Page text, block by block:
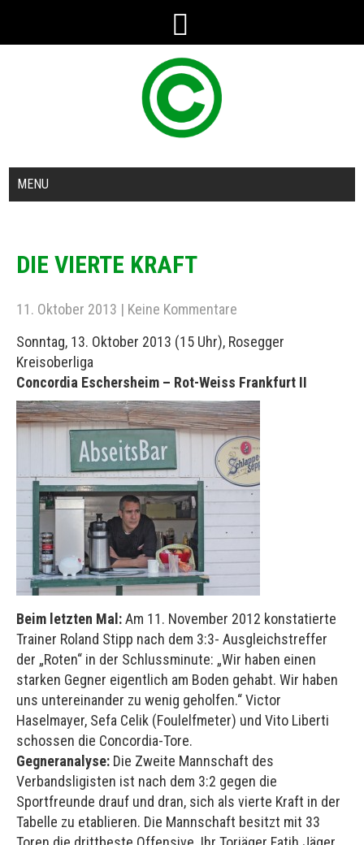
MENU
DIE VIERTE KRAFT
11. Oktober 2013 | Keine Kommentare
Sonntag, 13. Oktober 2013 (15 Uhr), Rosegger
Kreisoberliga
Concordia Eschersheim – Rot-Weiss Frankfurt II
Beim letzten Mal:Am 11. November 2012 konstatierte
Trainer Roland Stipp nach dem 3:3- Ausgleichstreffer
der „Roten“ in der Schlussminute: „Wir haben einen
starken Gegner eigentlich am Boden gehabt. Wir haben
uns untereinander zu wenig geholfen.“ Victor
Haselmayer, Sefa Celik (Foulelfmeter) und Vito Liberti
schossen die Concordia-Tore.
Gegneranalyse: Die Zweite Mannschaft des
Verbandsligisten ist nach dem 3:2 gegen die
Sportfreunde drauf und dran, sich als vierte Kraft in der
Tabelle zu etablieren. Die Mannschaft besitzt mit 33